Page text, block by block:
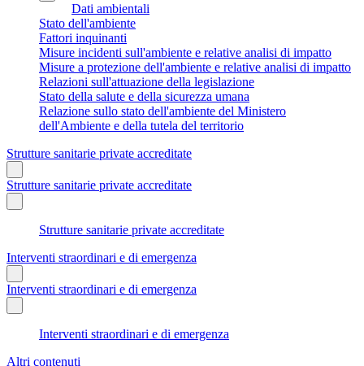
Dati ambientali
Stato dell'ambiente
Fattori inquinanti
Misure incidenti sull'ambiente e relative analisi di impatto
Misure a protezione dell'ambiente e relative analisi di impatto
Relazioni sull'attuazione della legislazione
Stato della salute e della sicurezza umana
Relazione sullo stato dell'ambiente del Ministero
dell'Ambiente e della tutela del territorio
Strutture sanitarie private accreditate
Strutture sanitarie private accreditate
Strutture sanitarie private accreditate
Interventi straordinari e di emergenza
Interventi straordinari e di emergenza
Interventi straordinari e di emergenza
Altri contenuti